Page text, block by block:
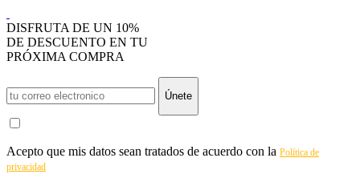
DISFRUTA DE UN 10%
DE DESCUENTO EN TU
PRÓXIMA COMPRA
Únete
Acepto que mis datos sean tratados de acuerdo con la Política de
privacidad